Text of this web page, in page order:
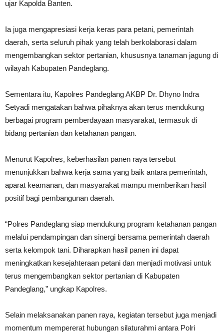
ujar Kapolda Banten.
Ia juga mengapresiasi kerja keras para petani, pemerintah
daerah, serta seluruh pihak yang telah berkolaborasi dalam
mengembangkan sektor pertanian, khususnya tanaman jagung di
wilayah Kabupaten Pandeglang.
Sementara itu, Kapolres Pandeglang AKBP Dr. Dhyno Indra
Setyadi mengatakan bahwa pihaknya akan terus mendukung
berbagai program pemberdayaan masyarakat, termasuk di
bidang pertanian dan ketahanan pangan.
Menurut Kapolres, keberhasilan panen raya tersebut
menunjukkan bahwa kerja sama yang baik antara pemerintah,
aparat keamanan, dan masyarakat mampu memberikan hasil
positif bagi pembangunan daerah.
“Polres Pandeglang siap mendukung program ketahanan pangan
melalui pendampingan dan sinergi bersama pemerintah daerah
serta kelompok tani. Diharapkan hasil panen ini dapat
meningkatkan kesejahteraan petani dan menjadi motivasi untuk
terus mengembangkan sektor pertanian di Kabupaten
Pandeglang,” ungkap Kapolres.
Selain melaksanakan panen raya, kegiatan tersebut juga menjadi
momentum mempererat hubungan silaturahmi antara Polri